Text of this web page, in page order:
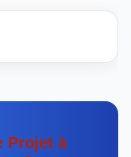
Projet à